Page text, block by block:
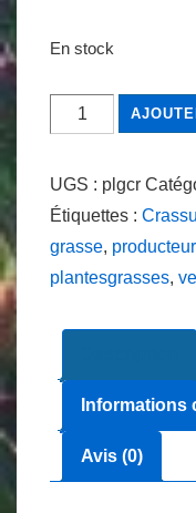
En stock
quantité
de
andagavensis
UGS : plgcr
Étiquettes :
grasse, producteur
plantesgrasses,
Informations
Avis (0)